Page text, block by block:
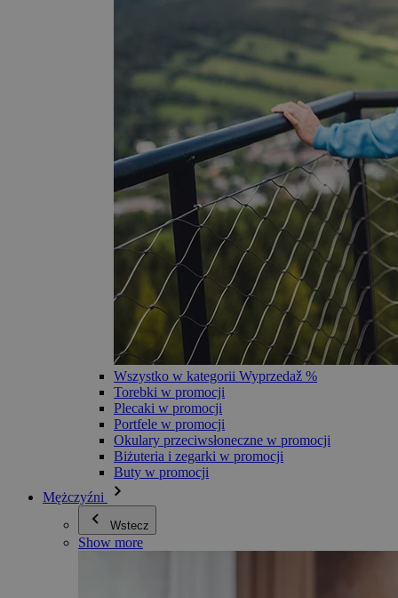
Wszystko w kategorii Wyprzedaž %
Torebki w promocji
Plecaki w promocji
Portfele w promocji
Okulary przeciwsłoneczne w promocji
Biżuteria i zegarki w promocji
Buty w promocji
Mężczyźni
Wstecz
Show more